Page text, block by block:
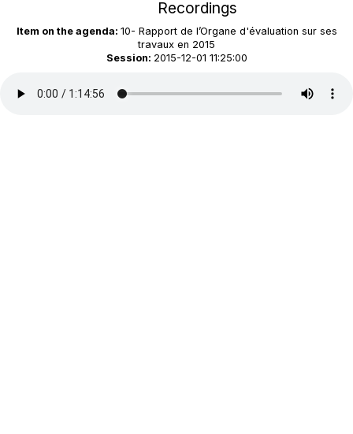
Recordings
Item on the agenda: 10- Rapport de l’Organe d'évaluation sur ses
travaux en 2015
Session: 2015-12-01 11:25:00